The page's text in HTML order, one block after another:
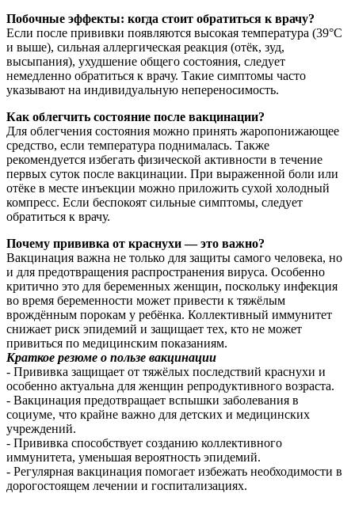
Побочные эффекты: когда стоит обратиться к врачу?
Если после прививки появляются высокая температура (39°C
и выше), сильная аллергическая реакция (отёк, зуд,
высыпания), ухудшение общего состояния, следует
немедленно обратиться к врачу. Такие симптомы часто
указывают на индивидуальную непереносимость.
Как облегчить состояние после вакцинации?
Для облегчения состояния можно принять жаропонижающее
средство, если температура поднималась. Также
рекомендуется избегать физической активности в течение
первых суток после вакцинации. При выраженной боли или
отёке в месте инъекции можно приложить сухой холодный
компресс. Если беспокоят сильные симптомы, следует
обратиться к врачу.
Почему прививка от краснухи — это важно?
Вакцинация важна не только для защиты самого человека, но
и для предотвращения распространения вируса. Особенно
критично это для беременных женщин, поскольку инфекция
во время беременности может привести к тяжёлым
врождённым порокам у ребёнка. Коллективный иммунитет
снижает риск эпидемий и защищает тех, кто не может
привиться по медицинским показаниям.
Краткое резюме о пользе вакцинации
- Прививка защищает от тяжёлых последствий краснухи и
особенно актуальна для женщин репродуктивного возраста.
- Вакцинация предотвращает вспышки заболевания в
социуме, что крайне важно для детских и медицинских
учреждений.
- Прививка способствует созданию коллективного
иммунитета, уменьшая вероятность эпидемий.
- Регулярная вакцинация помогает избежать необходимости в
дорогостоящем лечении и госпитализациях.